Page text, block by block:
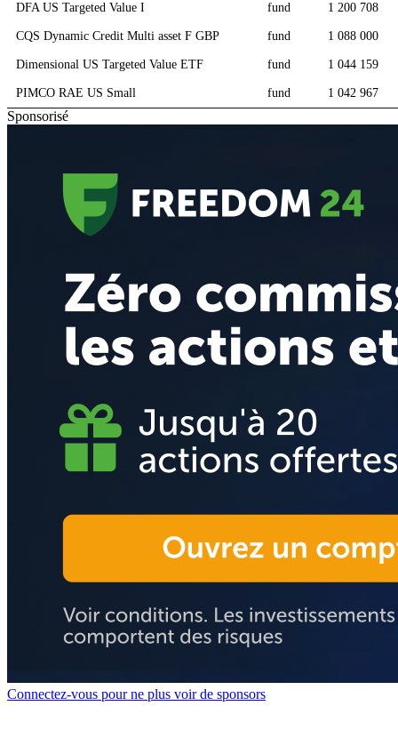
DFA US Targeted Value I fund 1 200 708
CQS Dynamic Credit Multi asset F GBP fund 1 088 000
Dimensional US Targeted Value ETF fund 1 044 159
PIMCO RAE US Small fund 1 042 967
Sponsorisé
Connectez-vous pour ne plus voir de sponsors